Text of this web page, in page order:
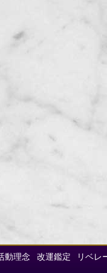
動理念 改運鑑定 リベレ